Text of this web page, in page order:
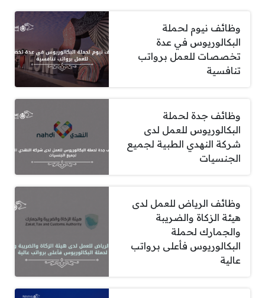
وظائف نيوم لحملة
البكالوريوس في عدة
تخصصات للعمل برواتب
تنافسية
وظائف جدة لحملة
البكالوريوس للعمل لدى
شركة النهدي الطبية لجميع
الجنسيات
وظائف الرياض للعمل لدى
هيئة الزكاة والضريبة
والجمارك لحملة
البكالوريوس فأعلى برواتب
عالية